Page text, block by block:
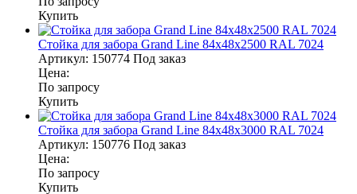
Купить
Стойка для забора Grand Line 84х48х2500 RAL 7024
Артикул: 150774 Под заказ
Цена:
По запросу
Купить
Стойка для забора Grand Line 84х48х3000 RAL 7024
Артикул: 150776 Под заказ
Цена:
По запросу
Купить